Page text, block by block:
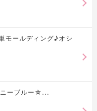
モールディング♪オシ
ニーブルー☆...